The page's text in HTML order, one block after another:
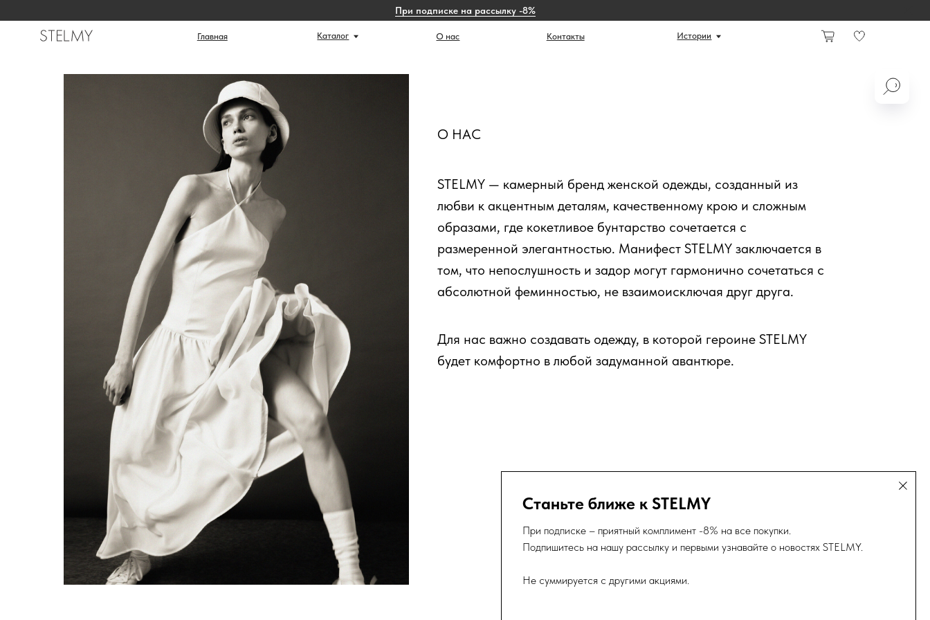
При подписке на рассылку -8%
Главная
О НАС
STELMY — камерный бренд женской одежды, созданный из
любви к акцентным деталям, качественному крою и сложным
образами, где кокетливое бунтарство сочетается с
размеренной элегантностью. Манифест STELMY заключается в
том, что непослушность и задор могут гармонично сочетаться с
абсолютной феминностью, не взаимоисключая друг друга.
Для нас важно создавать одежду, в которой героине STELMY
будет комфортно в любой задуманной авантюре.
Станьте ближе к STELMY
При подписке – приятный комплимент -8% на все покупки.
Подпишитесь на нашу рассылку и первыми узнавайте о новостях STELMY.
Не суммируется с другими акциями.